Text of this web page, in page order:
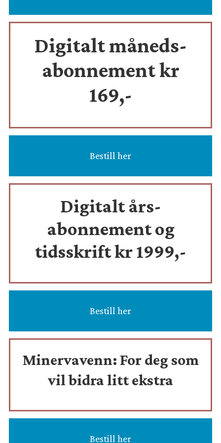
Digitalt måneds-
abonnement kr
169,-
Bestill her
Digitalt års-
abonnement og
tidsskriftkr 1999,-
Bestill her
Minervavenn: For deg som
vil bidra litt ekstra
Bestill her